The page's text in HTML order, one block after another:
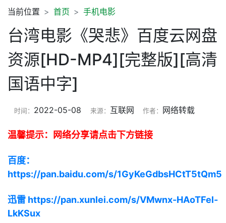
当前位置 首页 手机电影
台湾电影《哭悲》百度云网盘
资源[HD-MP4][完整版][高清
国语中字]
时间： 2022-05-08 来源： 互联网 作者： 网络转载
温馨提示：网络分享请点击下方链接
百度：
https://pan.baidu.com/s/1GyKeGdbsHCtT5tQm5
迅雷 https://pan.xunlei.com/s/VMwnx-HAoTFel-
LkKSux